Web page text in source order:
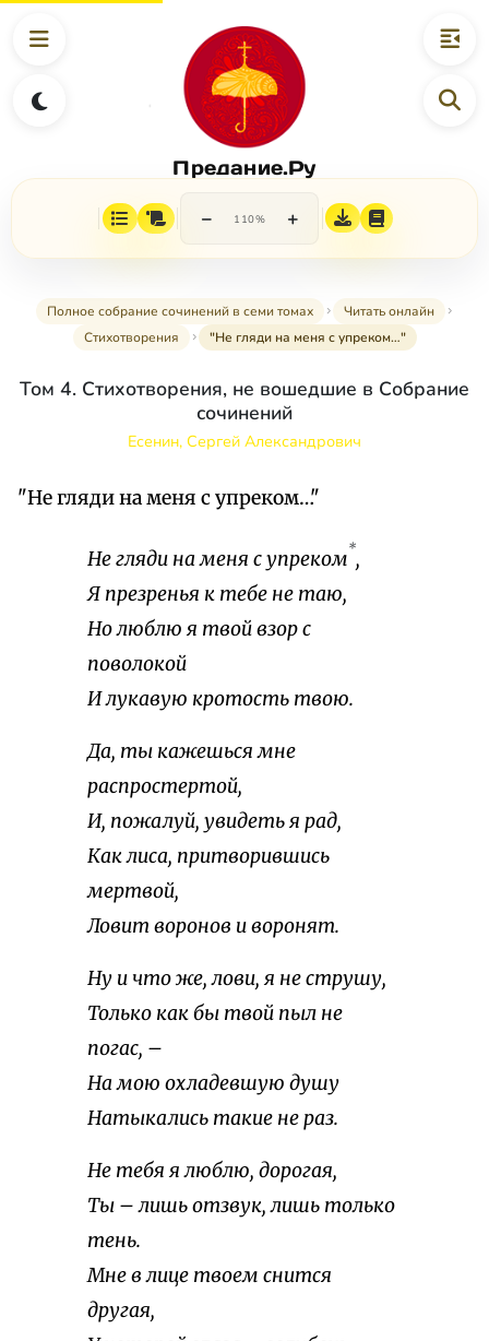
Предание.Ру
− 110% +
Полное собрание сочинений в семи томах
Читать онлайн
Стихотворения
"Не гляди на меня с упреком…"
Том 4. Стихотворения, не вошедшие в Собрание
сочинений
Есенин, Сергей Александрович
"Не гляди на меня с упреком…"
Не гляди на меня с упреком*,
Я презренья к тебе не таю,
Но люблю я твой взор с
поволокой
И лукавую кротость твою.
Да, ты кажешься мне
распростертой,
И, пожалуй, увидеть я рад,
Как лиса, притворившись
мертвой,
Ловит воронов и воронят.
Ну и что же, лови, я не струшу,
Только как бы твой пыл не
погас, –
На мою охладевшую душу
Натыкались такие не раз.
Не тебя я люблю, дорогая,
Ты – лишь отзвук, лишь только
тень.
Мне в лице твоем снится
другая,